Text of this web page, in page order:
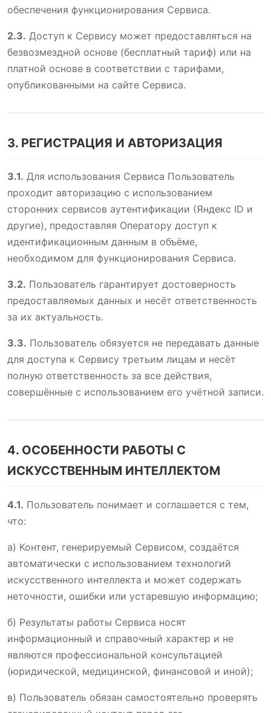
обеспечения функционирования Сервиса.
2.3. Доступ к Сервису может предоставляться на
безвозмездной основе (бесплатный тариф) или на
платной основе в соответствии с тарифами,
опубликованными на сайте Сервиса.
3. РЕГИСТРАЦИЯ И АВТОРИЗАЦИЯ
3.1. Для использования Сервиса Пользователь
проходит авторизацию с использованием
сторонних сервисов аутентификации (Яндекс ID и
другие), предоставляя Оператору доступ к
идентификационным данным в объёме,
необходимом для функционирования Сервиса.
3.2. Пользователь гарантирует достоверность
предоставляемых данных и несёт ответственность
за их актуальность.
3.3. Пользователь обязуется не передавать данные
для доступа к Сервису третьим лицам и несёт
полную ответственность за все действия,
совершённые с использованием его учётной записи.
4. ОСОБЕННОСТИ РАБОТЫ С
ИСКУССТВЕННЫМ ИНТЕЛЛЕКТОМ
4.1. Пользователь понимает и соглашается с тем,
что:
а) Контент, генерируемый Сервисом, создаётся
автоматически с использованием технологий
искусственного интеллекта и может содержать
неточности, ошибки или устаревшую информацию;
б) Результаты работы Сервиса носят
информационный и справочный характер и не
являются профессиональной консультацией
(юридической, медицинской, финансовой и иной);
в) Пользователь обязан самостоятельно проверять